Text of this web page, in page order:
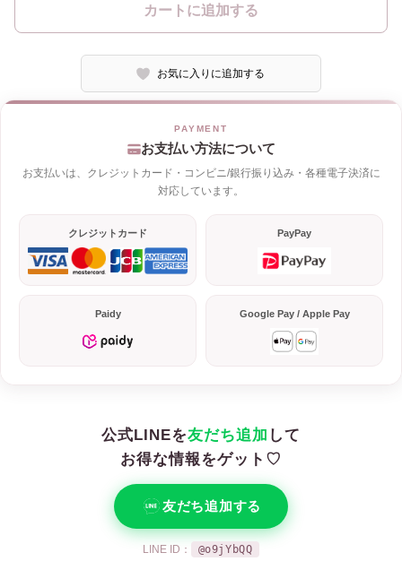
カートに追加する
お気に入りに追加する
お支払い方法について
お支払いは、クレジットカード・コンビニ/銀行振り込み・各種電子決済に
対応しています。
クレジットカード PayPay
Paidy Google Pay / Apple Pay
公式LINEを友だち追加 して
お得な情報をゲット♡
友だち追加する
LINE ID： @o9jYbQQ